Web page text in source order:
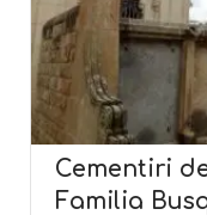
Cementiri
Familia